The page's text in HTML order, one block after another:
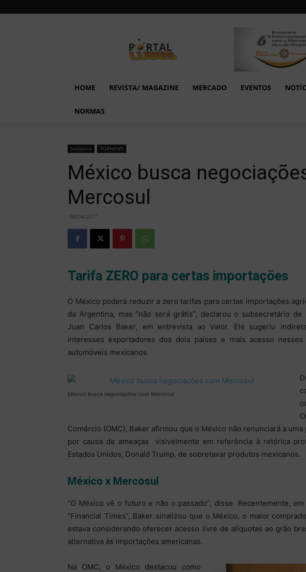
em
Foco
HOME REVISTA/ MAGAZINE MERCADO EVENTOS
NORMAS
Indústria TOPNEWS
México busca
Mercosul
06/04/2017
Tarifa ZERO para certas importações
O México poderá reduzir a zero tarifas para certas importações
da Argentina, mas “não será grátis”, declarou o subsecretário
Juan Carlos Baker, em entrevista ao Valor. Ele sugeriu
interesses exportadores dos dois países e mais acesso nesses
automóveis mexicanos.
México busca negociações com Mercosul
Comércio (OMC), Baker afirmou que o México não renunciará a
por causa de ameaças ­ visivelmente em referência à retórica
Estados Unidos, Donald Trump, de sobretaxar produtos mexicanos.
México x Mercosul
“O México vê o futuro e não o passado”, disse. Recentemente,
“Financial Times”, Baker sinalizou que o México, o maior
estava considerando oferecer acesso livre de alíquotas ao grão
alternativa às importações americanas.
Na OMC, o México destacou como